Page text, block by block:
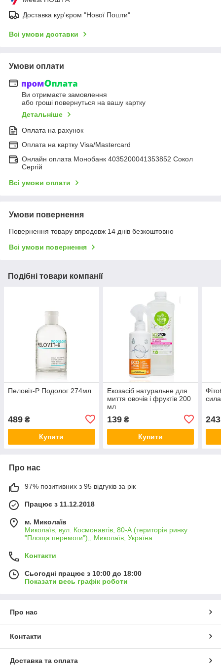
Доставка кур'єром "Нової Пошти"
Всі умови доставки
Умови оплати
Ви отримаєте замовлення
або гроші повернуться на вашу картку
Детальніше
Оплата на рахунок
Оплата на картку Visa/Mastercard
Онлайн оплата Монобанк 4035200041353852 Сокол
Сергій
Всі умови оплати
Умови повернення
Повернення товару впродовж 14 днів безкоштовно
Всі умови повернення
Подібні товари компанії
Пеловіт-Р Подолог 274мл
489 ₴
Купити
Екозасіб натуральне для
миття овочів і фруктів 200
мл
139₴
Купити
243
Про нас
97% позитивних з 95 відгуків за рік
Працює з 11.12.2018
м. Миколаїв
Миколаїв, вул. Космонавтів, 80-А (територія ринку
"Площа перемоги"),, Миколаїв, Україна
Контакти
Сьогодні працює з 10:00 до 18:00
Показати весь графік роботи
Про нас
Контакти
Доставка та оплата